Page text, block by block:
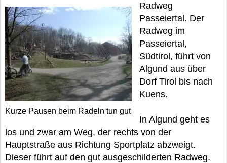
Kurze Pausen beim Radeln tun gut
Radweg
Passeiertal. Der
Radweg im
Passeiertal,
Südtirol, führt von
Algund aus über
Dorf Tirol bis nach
Kuens.
In Algund geht es
los und zwar am Weg, der rechts von der
Hauptstraße aus Richtung Sportplatz abzweigt.
Dieser führt auf den gut ausgeschilderten Radweg.